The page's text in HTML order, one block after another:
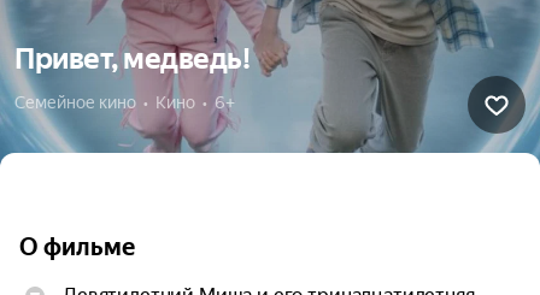
Привет, медведь!
Семейное кино  •  Кино  •  6+
О фильме